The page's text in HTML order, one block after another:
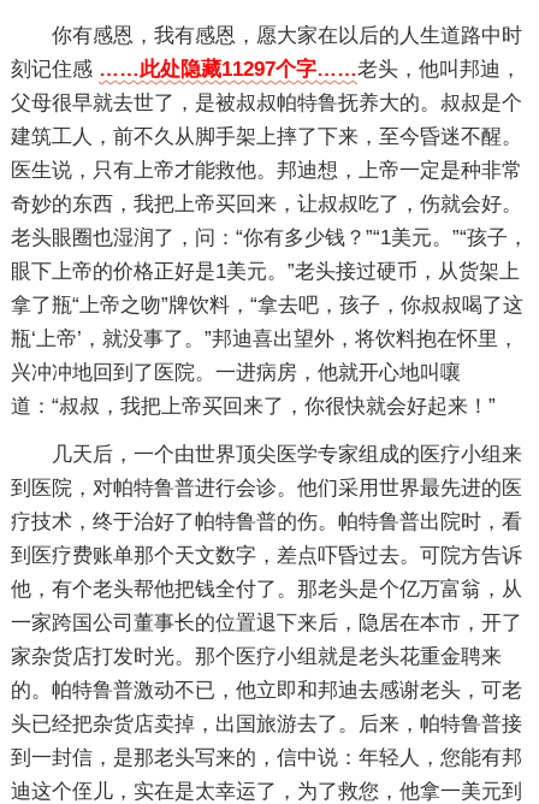
你有感恩，我有感恩，愿大家在以后的人生道路中时
刻记住感 ……此处隐藏11297个字……老头，他叫邦迪，
父母很早就去世了，是被叔叔帕特鲁抚养大的。叔叔是个
建筑工人，前不久从脚手架上摔了下来，至今昏迷不醒。
医生说，只有上帝才能救他。邦迪想，上帝一定是种非常
奇妙的东西，我把上帝买回来，让叔叔吃了，伤就会好。
老头眼圈也湿润了，问：“你有多少钱？”“1美元。”“孩子，
眼下上帝的价格正好是1美元。”老头接过硬币，从货架上
拿了瓶“上帝之吻”牌饮料，“拿去吧，孩子，你叔叔喝了这
瓶‘上帝’，就没事了。”邦迪喜出望外，将饮料抱在怀里，
兴冲冲地回到了医院。一进病房，他就开心地叫嚷
道：“叔叔，我把上帝买回来了，你很快就会好起来！”
几天后，一个由世界顶尖医学专家组成的医疗小组来
到医院，对帕特鲁普进行会诊。他们采用世界最先进的医
疗技术，终于治好了帕特鲁普的伤。帕特鲁普出院时，看
到医疗费账单那个天文数字，差点吓昏过去。可院方告诉
他，有个老头帮他把钱全付了。那老头是个亿万富翁，从
一家跨国公司董事长的位置退下来后，隐居在本市，开了
家杂货店打发时光。那个医疗小组就是老头花重金聘来
的。帕特鲁普激动不已，他立即和邦迪去感谢老头，可老
头已经把杂货店卖掉，出国旅游去了。后来，帕特鲁普接
到一封信，是那老头写来的，信中说：年轻人，您能有邦
迪这个侄儿，实在是太幸运了，为了救您，他拿一美元到